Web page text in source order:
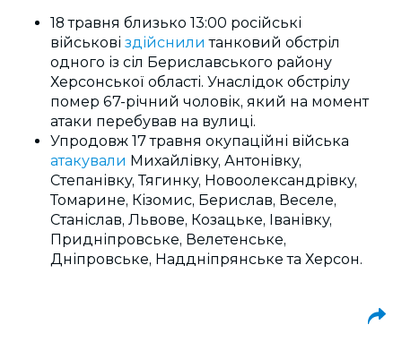
18 травня близько 13:00 російські
військові здійснили танковий обстріл
одного із сіл Бериславського району
Херсонської області. Унаслідок обстрілу
помер 67-річний чоловік, який на момент
атаки перебував на вулиці.
Упродовж 17 травня окупаційні війська
атакували Михайлівку, Антонівку,
Степанівку, Тягинку, Новоолександрівку,
Томарине, Кізомис, Берислав, Веселе,
Станіслав, Львове, Козацьке, Іванівку,
Придніпровське, Велетенське,
Дніпровське, Наддніпрянське та Херсон.